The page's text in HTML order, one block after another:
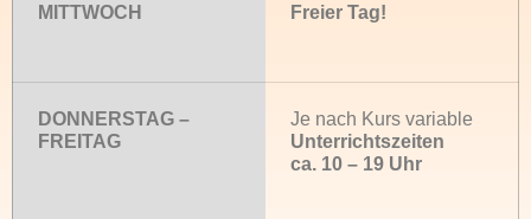
MITTWOCH Freier Tag!
DONNERSTAG –
FREITAG
Je nach Kurs variable
Unterrichtszeiten
ca. 10 – 19 Uhr